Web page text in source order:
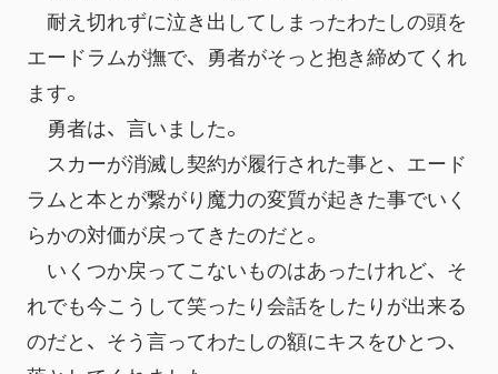
耐え切れずに泣き出してしまったわたしの頭を
エードラムが撫で、勇者がそっと抱き締めてくれ
ます。
勇者は、言いました。
スカーが消滅し契約が履行された事と、エード
ラムと本とが繋がり魔力の変質が起きた事でいく
らかの対価が戻ってきたのだと。
いくつか戻ってこないものはあったけれど、そ
れでも今こうして笑ったり会話をしたりが出来る
のだと、そう言ってわたしの額にキスをひとつ、